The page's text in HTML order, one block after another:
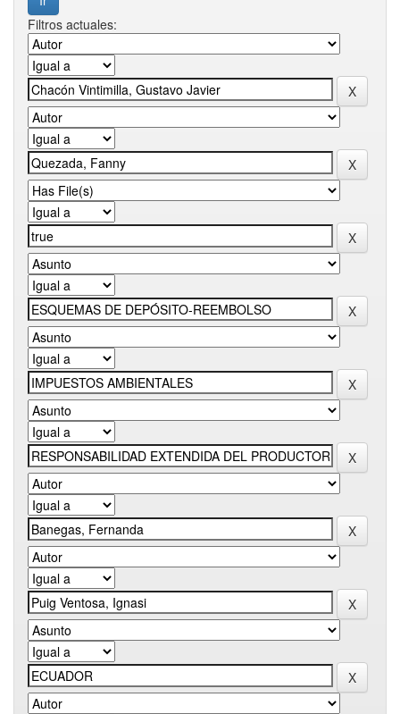
Filtros actuales: